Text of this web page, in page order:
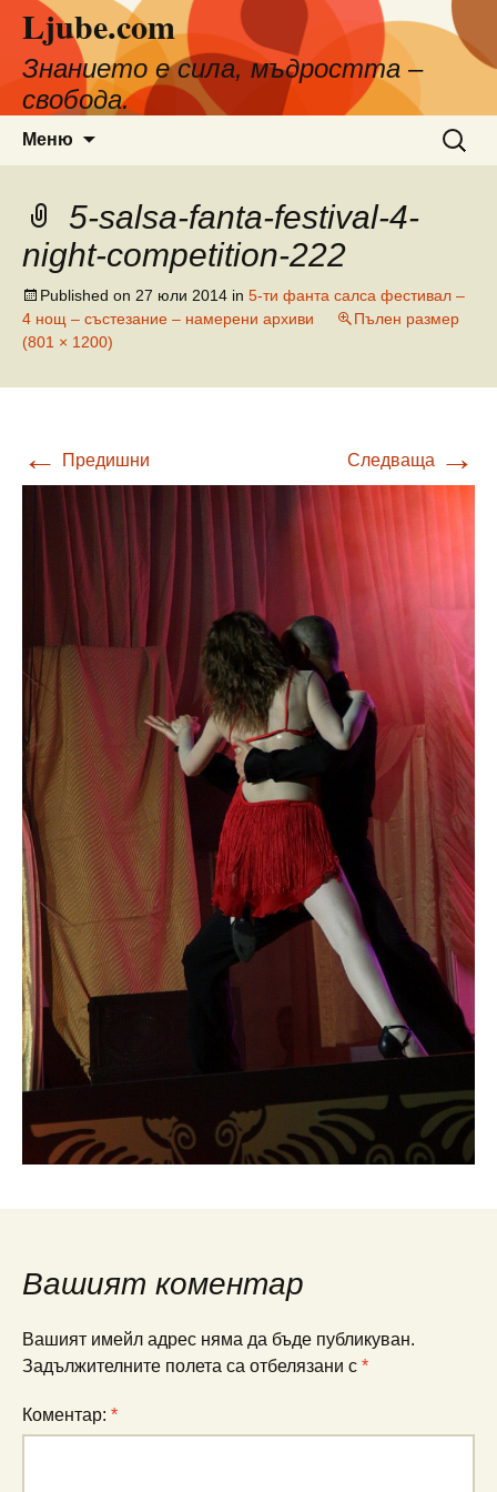
съдържанието
Ljube.com
Знанието е сила, мъдростта –
свобода.
Меню
за:
5-salsa-fanta-festival-4-
night-competition-222
Published on 27 юли 2014 in 5-ти фанта салса фестивал –
4 нощ – състезание – намерени архиви
Пълен размер
(801 × 1200)
← Предишни Следваща →
Вашият коментар
Вашият имейл адрес няма да бъде публикуван.
Задължителните полета са отбелязани с *
Коментар: *